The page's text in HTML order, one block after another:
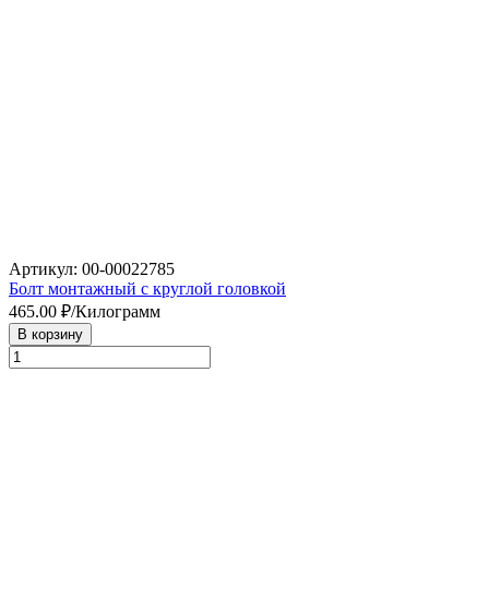
Артикул: 00-00022785
Болт монтажный с круглой головкой
465.00 ₽/Килограмм
В корзину